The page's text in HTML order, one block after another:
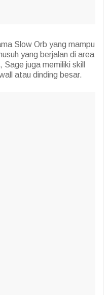
Slow Orb yang mampu
yang berjalan di area
juga memiliki skill
atau dinding besar.